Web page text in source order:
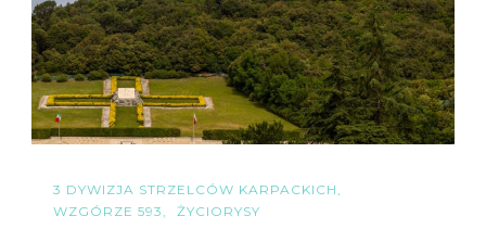
Korpusie
Polskim
3 DYWIZJA STRZELCÓW KARPACKICH
WZGÓRZE 593
ŻYCIORYSY